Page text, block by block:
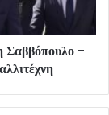
Σαββόπουλο -